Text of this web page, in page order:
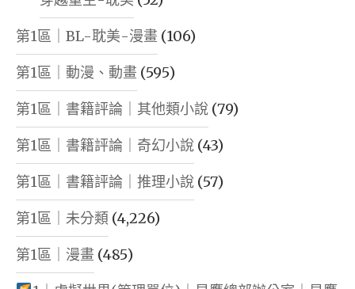
第1區｜BL-耽美-漫畫 (106)
第1區｜動漫、動畫 (595)
第1區｜書籍評論｜其他類小說 (79)
第1區｜書籍評論｜奇幻小說 (43)
第1區｜書籍評論｜推理小說 (57)
第1區｜未分類 (4,226)
第1區｜漫畫 (485)